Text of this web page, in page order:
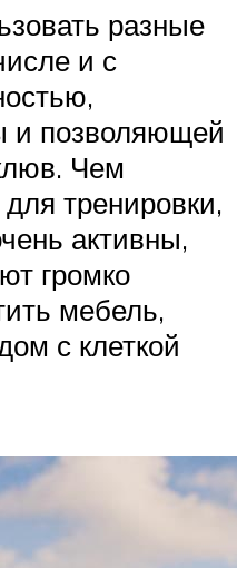
разные
и с
и позволяющей
Чем
тренировки,
активны,
громко
мебель,
с клеткой